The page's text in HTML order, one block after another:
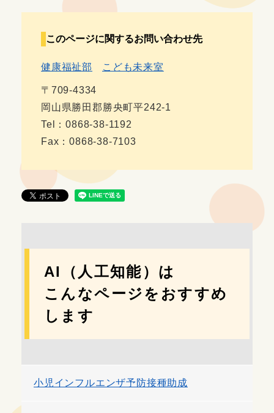
このページに関するお問い合わせ先
健康福祉部 こども未来室
〒709-4334
岡山県勝田郡勝央町平242-1
Tel：0868-38-1192
Fax：0868-38-7103
AI（人工知能）は
こんなページをおすすめ
します
小児インフルエンザ予防接種助成